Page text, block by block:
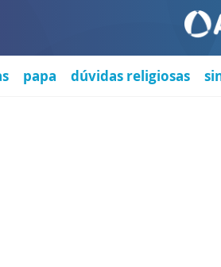
papa dúvidas religiosas